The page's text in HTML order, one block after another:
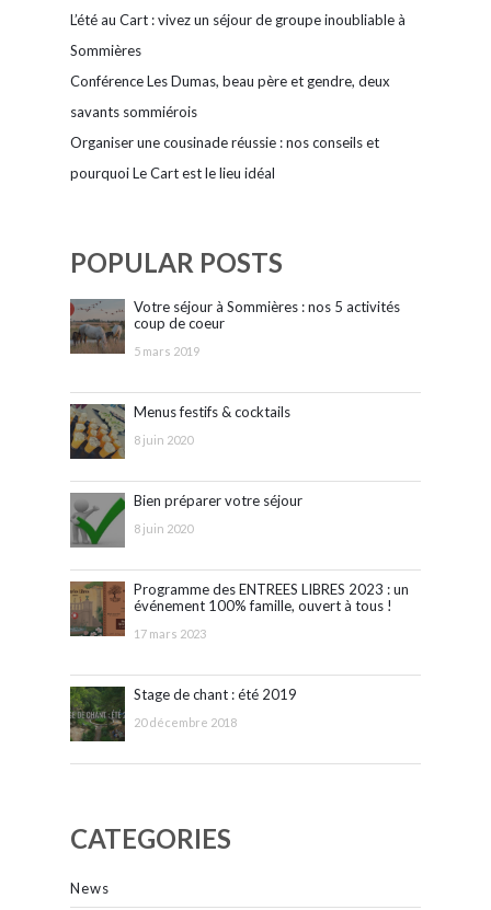
L’été au Cart : vivez un séjour de groupe inoubliable à
Sommières
Conférence Les Dumas, beau père et gendre, deux
savants sommiérois
Organiser une cousinade réussie : nos conseils et
pourquoi Le Cart est le lieu idéal
POPULAR POSTS
Votre séjour à Sommières : nos 5 activités
coup de coeur
5 mars 2019
Menus festifs & cocktails
8 juin 2020
Bien préparer votre séjour
8 juin 2020
Programme des ENTREES LIBRES 2023 : un
événement 100% famille, ouvert à tous !
17 mars 2023
Stage de chant : été 2019
20 décembre 2018
CATEGORIES
News